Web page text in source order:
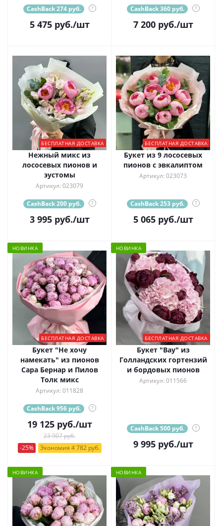
CashBack 274 руб. ?
5 475руб./шт
CashBack 360 руб. ?
7 200руб./шт
БЕСПЛАТНАЯ ДОСТАВКА
Нежный микс из
лососевых пионов и
эустомы
Артикул: 023079
CashBack 200 руб. ?
3 995руб./шт
БЕСПЛАТНАЯ ДОСТАВКА
Букет из 9 лососевых
пионов с эвкалиптом
Артикул: 023073
CashBack 253 руб. ?
5 065руб./шт
НОВИНКА
БЕСПЛАТНАЯ ДОСТАВКА
Букет "Не хочу
намекать" из пионов
Сара Бернар и Пилов
Толк микс
Артикул: 011828
CashBack 956 руб. ?
19 125руб./шт
23 907 руб.
-25%
Экономия 4 782 руб.
НОВИНКА
БЕСПЛАТНАЯ ДОСТАВКА
Букет "Вау" из
Голландских гортензий
и бордовых пионов
Артикул: 011566
CashBack 500 руб. ?
9 995руб./шт
НОВИНКА НОВИНКА